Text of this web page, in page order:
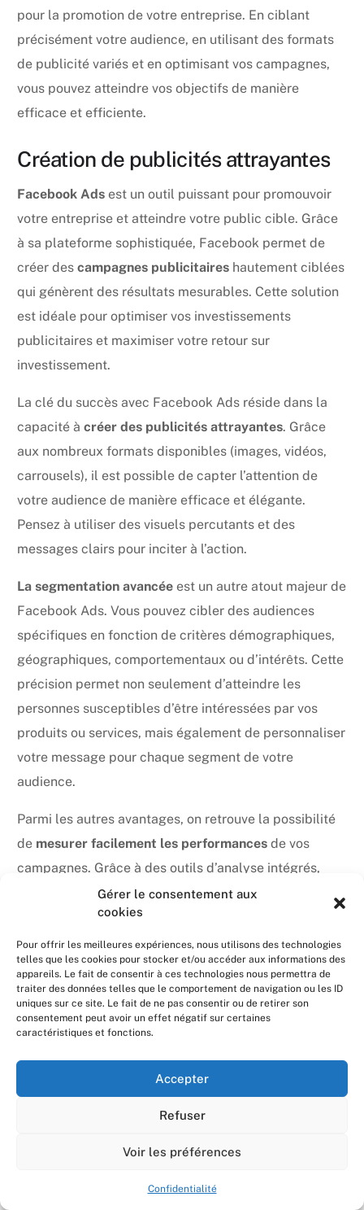
Gérer le consentement aux
cookies
Pour offrir les meilleures expériences, nous utilisons des technologies
telles que les cookies pour stocker et/ou accéder aux informations des
appareils. Le fait de consentir à ces technologies nous permettra de
traiter des données telles que le comportement de navigation ou les ID
uniques sur ce site. Le fait de ne pas consentir ou de retirer son
consentement peut avoir un effet négatif sur certaines
caractéristiques et fonctions.
Accepter
Refuser
Voir les préférences
Confidentialité
pour la promotion de votre entreprise. En ciblant
précisément votre audience, en utilisant des formats
de publicité variés et en optimisant vos campagnes,
vous pouvez atteindre vos objectifs de manière
efficace et efficiente.
Création de publicités attrayantes
Facebook Ads est un outil puissant pour promouvoir
votre entreprise et atteindre votre public cible. Grâce
à sa plateforme sophistiquée, Facebook permet de
créer descampagnes publicitaires hautement ciblées
qui génèrent des résultats mesurables. Cette solution
est idéale pour optimiser vos investissements
publicitaires et maximiser votre retour sur
investissement.
La clé du succès avec Facebook Ads réside dans la
capacité àcréer des publicités attrayantes. Grâce
aux nombreux formats disponibles (images, vidéos,
carrousels), il est possible de capter l’attention de
votre audience de manière efficace et élégante.
Pensez à utiliser des visuels percutants et des
messages clairs pour inciter à l’action.
La segmentation avancée est un autre atout majeur de
Facebook Ads. Vous pouvez cibler des audiences
spécifiques en fonction de critères démographiques,
géographiques, comportementaux ou d’intérêts. Cette
précision permet non seulement d’atteindre les
personnes susceptibles d’être intéressées par vos
produits ou services, mais également de personnaliser
votre message pour chaque segment de votre
audience.
Parmi les autres avantages, on retrouve la possibilité
de mesurer facilement les performances de vos
campagnes. Grâce à des outils d’analyse intégrés,
vous pouvez suivre en temps réel le retour sur
investissement, identifier les campagnes les plus
performantes et ajuster vos stratégies en
conséquence.
Pour tirer le meilleur parti de Facebook Ads, suivez
ces étapes :
Définissez clairement vos objectifs de campagne.
Créez des visuels et des messages engageants.
Utilisez la segmentation avancée pour cibler votre
Surveillez et analysez les performances de vos
Audit Gratuit